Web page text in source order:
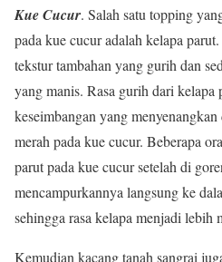
Kue Cucur. Salah satu topping
pada kue cucur adalah kelapa
tekstur tambahan yang gurih dan
yang manis. Rasa gurih dari kelapa
keseimbangan yang
merah pada kue cucur. Beberapa
parut pada kue cucur setelah di
mencampurkannya langsung ke
sehingga rasa kelapa menjadi lebih
Kemudian kacang tanah sangrai